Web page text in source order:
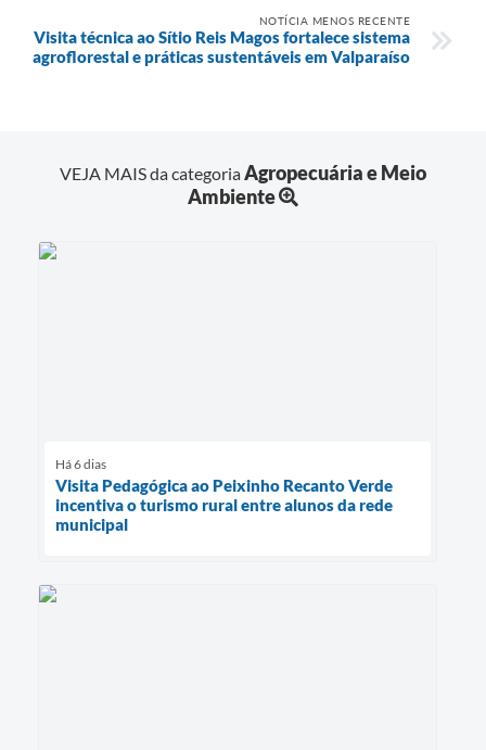
NOTÍCIA MENOS RECENTE
Visita técnica ao Sítio Reis Magos fortalece sistema
agroflorestal e práticas sustentáveis em Valparaíso
VEJA MAIS da categoriaAgropecuária e Meio
Ambiente
Há 6 dias
Visita Pedagógica ao Peixinho Recanto Verde
incentiva o turismo rural entre alunos da rede
municipal